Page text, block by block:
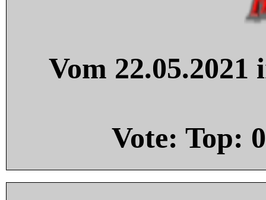
Vom
Vote: Top: 0